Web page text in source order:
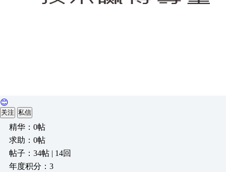
😊
关注 私信
精华：0帖
求助：0帖
帖子：34帖 | 14回
年度积分：3